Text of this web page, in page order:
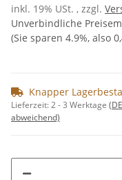
inkl. 19% USt. , zzgl.
Unverbindliche
(Sie sparen 4.9%, also
Knapper
Lieferzeit:2 - 3 Werktage
abweichend)